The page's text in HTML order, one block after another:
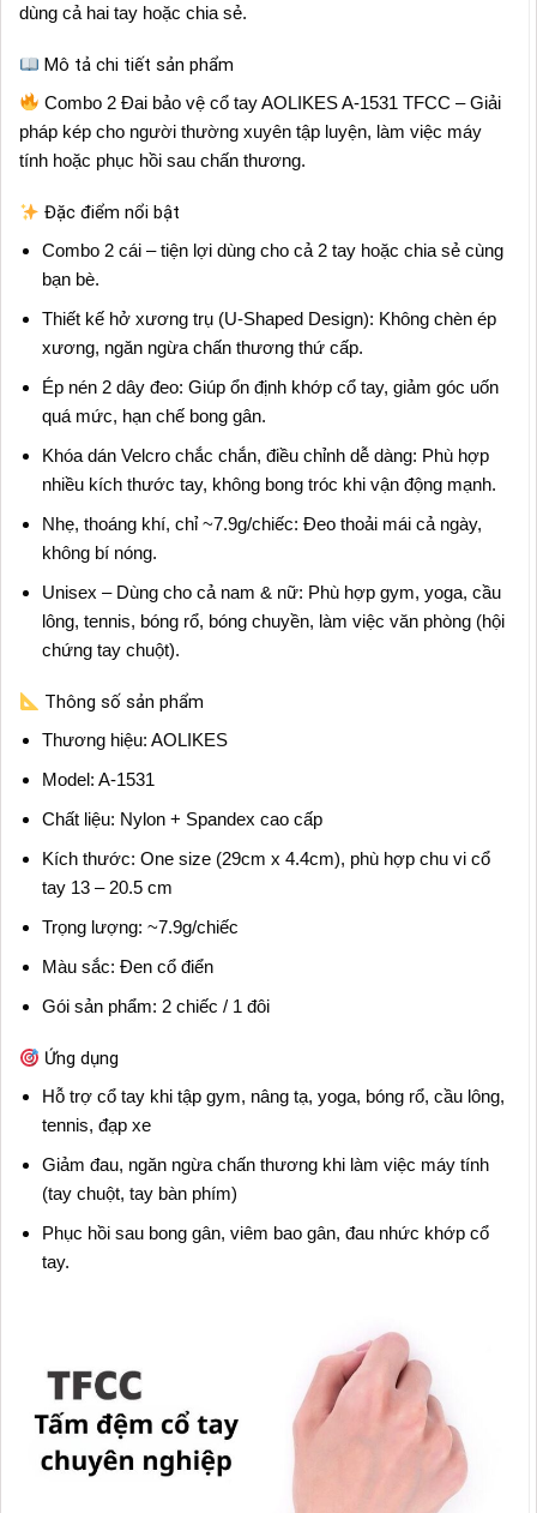
dùng cả hai tay hoặc chia sẻ.
Mô tả chi tiết sản phẩm
Combo 2 Đai bảo vệ cổ tay AOLIKES A-1531 TFCC – Giải
pháp kép cho người thường xuyên tập luyện, làm việc máy
tính hoặc phục hồi sau chấn thương.
Đặc điểm nổi bật
Combo 2 cái – tiện lợi dùng cho cả 2 tay hoặc chia sẻ cùng
bạn bè.
Thiết kế hở xương trụ (U-Shaped Design): Không chèn ép
xương, ngăn ngừa chấn thương thứ cấp.
Ép nén 2 dây đeo: Giúp ổn định khớp cổ tay, giảm góc uốn
quá mức, hạn chế bong gân.
Khóa dán Velcro chắc chắn, điều chỉnh dễ dàng: Phù hợp
nhiều kích thước tay, không bong tróc khi vận động mạnh.
Nhẹ, thoáng khí, chỉ ~7.9g/chiếc: Đeo thoải mái cả ngày,
không bí nóng.
Unisex – Dùng cho cả nam & nữ: Phù hợp gym, yoga, cầu
lông, tennis, bóng rổ, bóng chuyền, làm việc văn phòng (hội
chứng tay chuột).
Thông số sản phẩm
Thương hiệu: AOLIKES
Model: A-1531
Chất liệu: Nylon + Spandex cao cấp
Kích thước: One size (29cm x 4.4cm), phù hợp chu vi cổ
tay 13 – 20.5 cm
Trọng lượng: ~7.9g/chiếc
Màu sắc: Đen cổ điển
Gói sản phẩm: 2 chiếc / 1 đôi
Ứng dụng
Hỗ trợ cổ tay khi tập gym, nâng tạ, yoga, bóng rổ, cầu lông,
tennis, đạp xe
Giảm đau, ngăn ngừa chấn thương khi làm việc máy tính
(tay chuột, tay bàn phím)
Phục hồi sau bong gân, viêm bao gân, đau nhức khớp cổ
tay.